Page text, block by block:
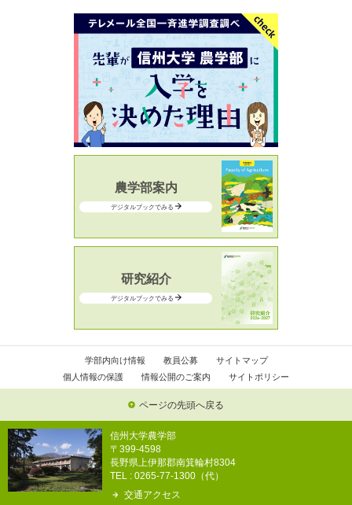
農学部案内
デジタルブックでみる
研究紹介
デジタルブックでみる
学部内向け情報 教員公募
サイトマップ
個人情報の保護
情報公開のご案内 サイトポリシー
ページの先頭へ戻る
信州大学農学部
〒399-4598
長野県上伊那郡南箕輪村8304
TEL : 0265-77-1300（代）
交通アクセス